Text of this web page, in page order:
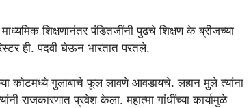
शिक्षणानंतर पंडितजींनी पुढचे शिक्षण के ब्रीजच्या
ही. पदवी घेऊन भारतात परतले.
कोटमध्ये गुलाबाचे फूल लावणे आवडायचे. लहान मुले त्यांना
राजकारणात प्रवेश केला. महात्मा गांधींच्या कार्यामुळे